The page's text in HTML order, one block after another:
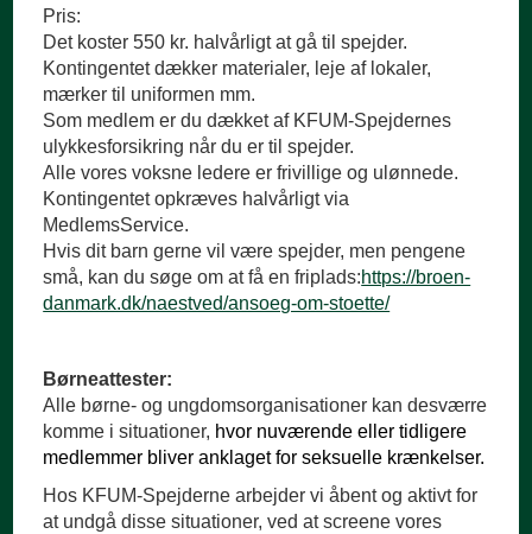
Pris:
Det koster 550 kr. halvårligt at gå til spejder.
Kontingentet dækker materialer, leje af lokaler,
mærker til uniformen mm.
Som medlem er du dækket af KFUM-Spejdernes
ulykkesforsikring når du er til spejder.
Alle vores voksne ledere er frivillige og ulønnede.
Kontingentet opkræves halvårligt via
MedlemsService.
Hvis dit barn gerne vil være spejder, men pengene
små, kan du søge om at få en friplads:https://broen-
danmark.dk/naestved/ansoeg-om-stoette/
Børneattester:
Alle børne- og ungdomsorganisationer kan desværre
komme i situationer, hvor nuværende eller tidligere
medlemmer bliver anklaget for seksuelle krænkelser.
Hos KFUM-Spejderne arbejder vi åbent og aktivt for
at undgå disse situationer, ved at screene vores